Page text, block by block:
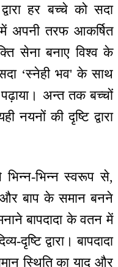
हर बच्चे को सदा
में अपनी तरफ आकर्षित
सेना बनाए विश्व के
‘स्नेही भव' के साथ
पढ़ाया। अन्त तक बच्चों
नयनों की दृष्टि द्वारा
भिन्न स्वरूप से,
बाप के समान बनने
बापदादा के वतन में
दृष्टि द्वारा। बापदादा
स्थिति का याद और